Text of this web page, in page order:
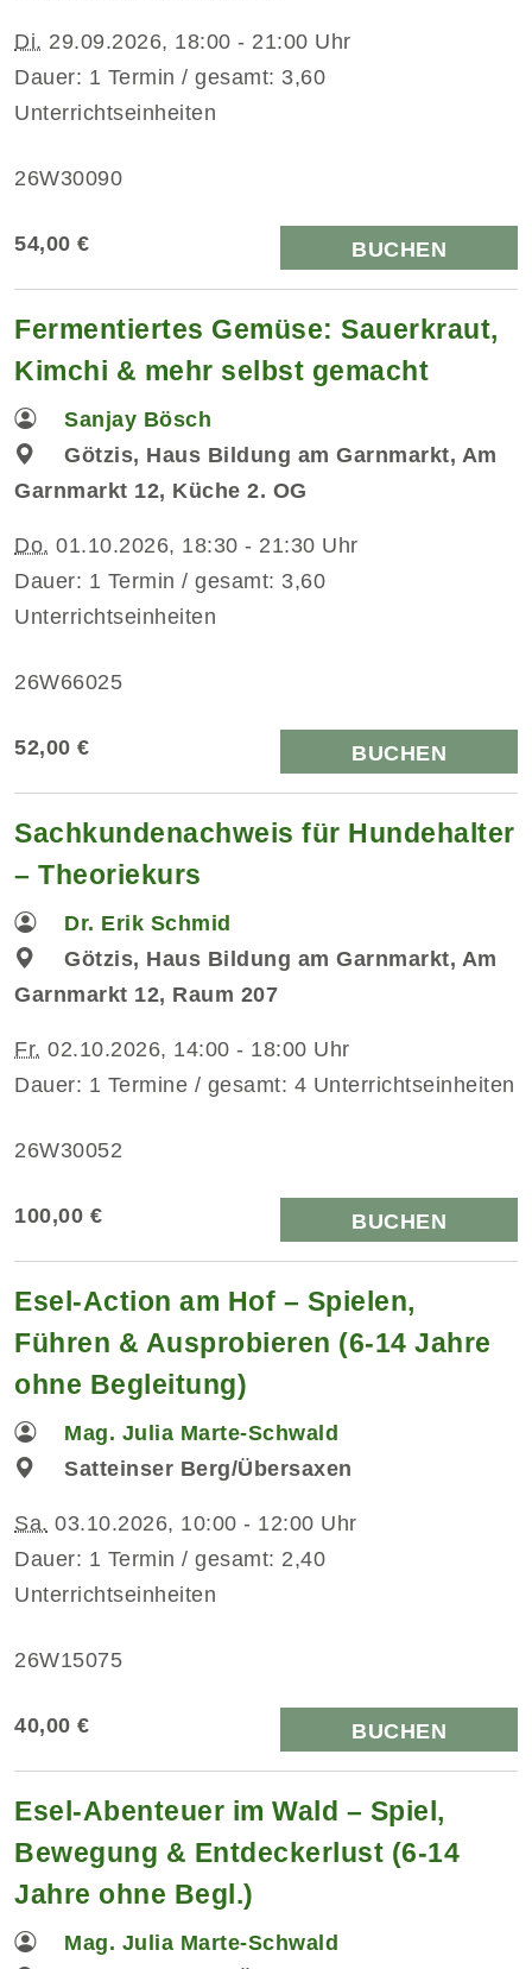
Di. 29.09.2026, 18:00 - 21:00 Uhr
Dauer: 1 Termin / gesamt: 3,60
Unterrichtseinheiten
26W30090
54,00 € BUCHEN
Fermentiertes Gemüse: Sauerkraut,
Kimchi & mehr selbst gemacht
Sanjay Bösch
Götzis, Haus Bildung am Garnmarkt, Am
Garnmarkt 12, Küche 2. OG
Do. 01.10.2026, 18:30 - 21:30 Uhr
Dauer: 1 Termin / gesamt: 3,60
Unterrichtseinheiten
26W66025
52,00 € BUCHEN
Sachkundenachweis für Hundehalter
– Theoriekurs
Dr. Erik Schmid
Götzis, Haus Bildung am Garnmarkt, Am
Garnmarkt 12, Raum 207
Fr. 02.10.2026, 14:00 - 18:00 Uhr
Dauer: 1 Termine / gesamt: 4 Unterrichtseinheiten
26W30052
100,00 € BUCHEN
Esel-Action am Hof – Spielen,
Führen & Ausprobieren (6-14 Jahre
ohne Begleitung)
Mag. Julia Marte-Schwald
Satteinser Berg/Übersaxen
Sa. 03.10.2026, 10:00 - 12:00 Uhr
Dauer: 1 Termin / gesamt: 2,40
Unterrichtseinheiten
26W15075
40,00 € BUCHEN
Esel-Abenteuer im Wald – Spiel,
Bewegung & Entdeckerlust (6-14
Jahre ohne Begl.)
Mag. Julia Marte-Schwald